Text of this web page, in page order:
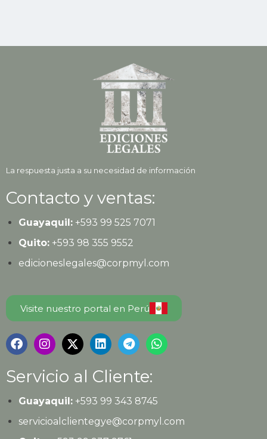
La respuesta justa a su necesidad de información
Contacto y ventas:
Guayaquil:+593 99 525 7071
Quito:+593 98 355 9552
edicioneslegales@corpmyl.com
Visite nuestro portal en Perú
Servicio al Cliente:
Guayaquil:+593 99 343 8745
servicioalclientegye@corpmyl.com